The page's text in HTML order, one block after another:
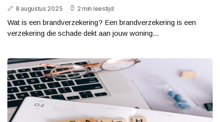
8 augustus 2025 2 min leestijd
Wat is een brandverzekering? Een brandverzekering is een
verzekering die schade dekt aan jouw woning...